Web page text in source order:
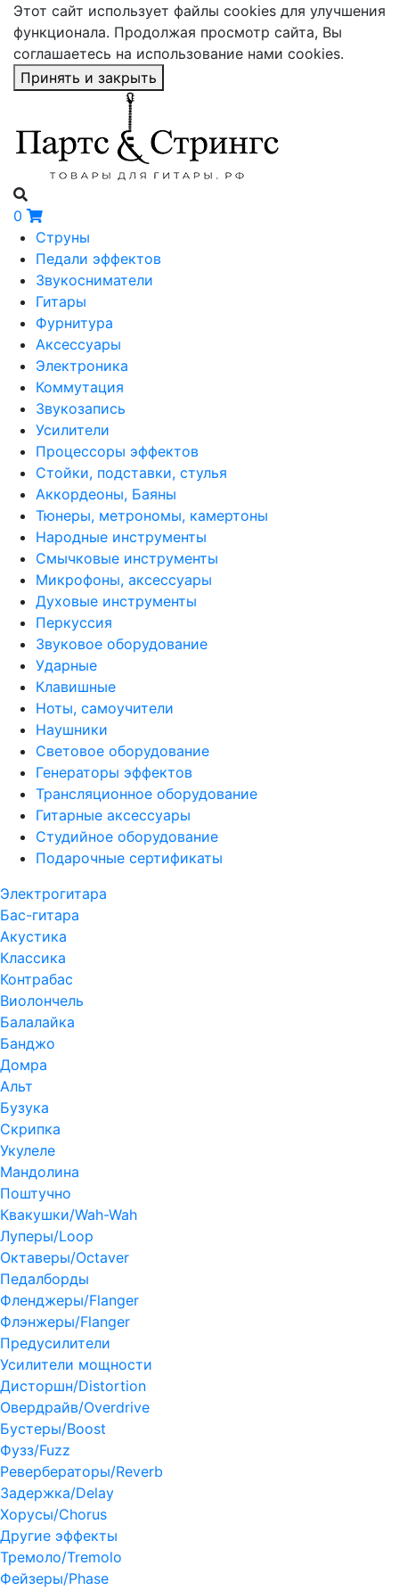
Этот сайт использует файлы cookies для улучшения
функционала. Продолжая просмотр сайта, Вы
соглашаетесь на использование нами cookies.
Принять и закрыть
0
Струны
Педали эффектов
Звукосниматели
Гитары
Фурнитура
Аксессуары
Электроника
Коммутация
Звукозапись
Усилители
Процессоры эффектов
Стойки, подставки, стулья
Аккордеоны, Баяны
Тюнеры, метрономы, камертоны
Народные инструменты
Смычковые инструменты
Микрофоны, аксессуары
Духовые инструменты
Перкуссия
Звуковое оборудование
Ударные
Клавишные
Ноты, самоучители
Наушники
Световое оборудование
Генераторы эффектов
Трансляционное оборудование
Гитарные аксессуары
Студийное оборудование
Подарочные сертификаты
Электрогитара
Бас-гитара
Акустика
Классика
Контрабас
Виолончель
Балалайка
Банджо
Домра
Альт
Бузука
Скрипка
Укулеле
Мандолина
Поштучно
Квакушки/Wah-Wah
Луперы/Loop
Октаверы/Octaver
Педалборды
Фленджеры/Flanger
Флэнжеры/Flanger
Предусилители
Усилители мощности
Дисторшн/Distortion
Овердрайв/Overdrive
Бустеры/Boost
Фузз/Fuzz
Ревербераторы/Reverb
Задержка/Delay
Хорусы/Chorus
Другие эффекты
Тремоло/Tremolo
Фейзеры/Phase